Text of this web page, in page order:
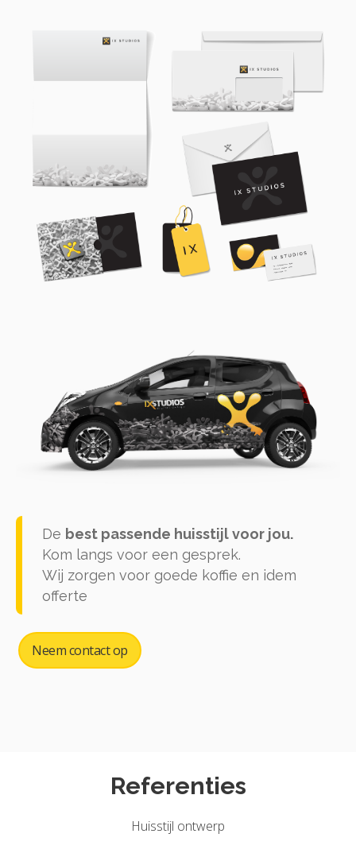
De best passende huisstijl voor jou.
Kom langs voor een gesprek.
Wij zorgen voor goede koffie en idem
offerte
Neem contact op
Referenties
Huisstijl ontwerp